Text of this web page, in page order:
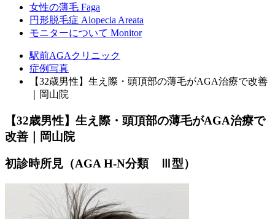
女性の薄毛 Faga
円形脱毛症 Alopecia Areata
モニターについて Monitor
駅前AGAクリニック
症例写真
【32歳男性】生え際・頭頂部の薄毛がAGA治療で改善
｜岡山院
【32歳男性】生え際・頭頂部の薄毛がAGA治療で
改善｜岡山院
初診時所見（AGA H-N分類 Ⅲ型）